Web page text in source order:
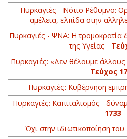
Πυρκαγιές - Νότιο Ρέθυμνο:
αμέλεια, ελπίδα στην
Πυρκαγιές - ΨΝΑ: H τρομοκρατία
της Υγείας -
Πυρκαγιές: «Δεν θέλουμε
Τεύχος
Πυρκαγιές: Kυβέρνηση
Πυρκαγιές: Καπιταλισμός -
1733
Όχι στην ιδιωτικοποίηση